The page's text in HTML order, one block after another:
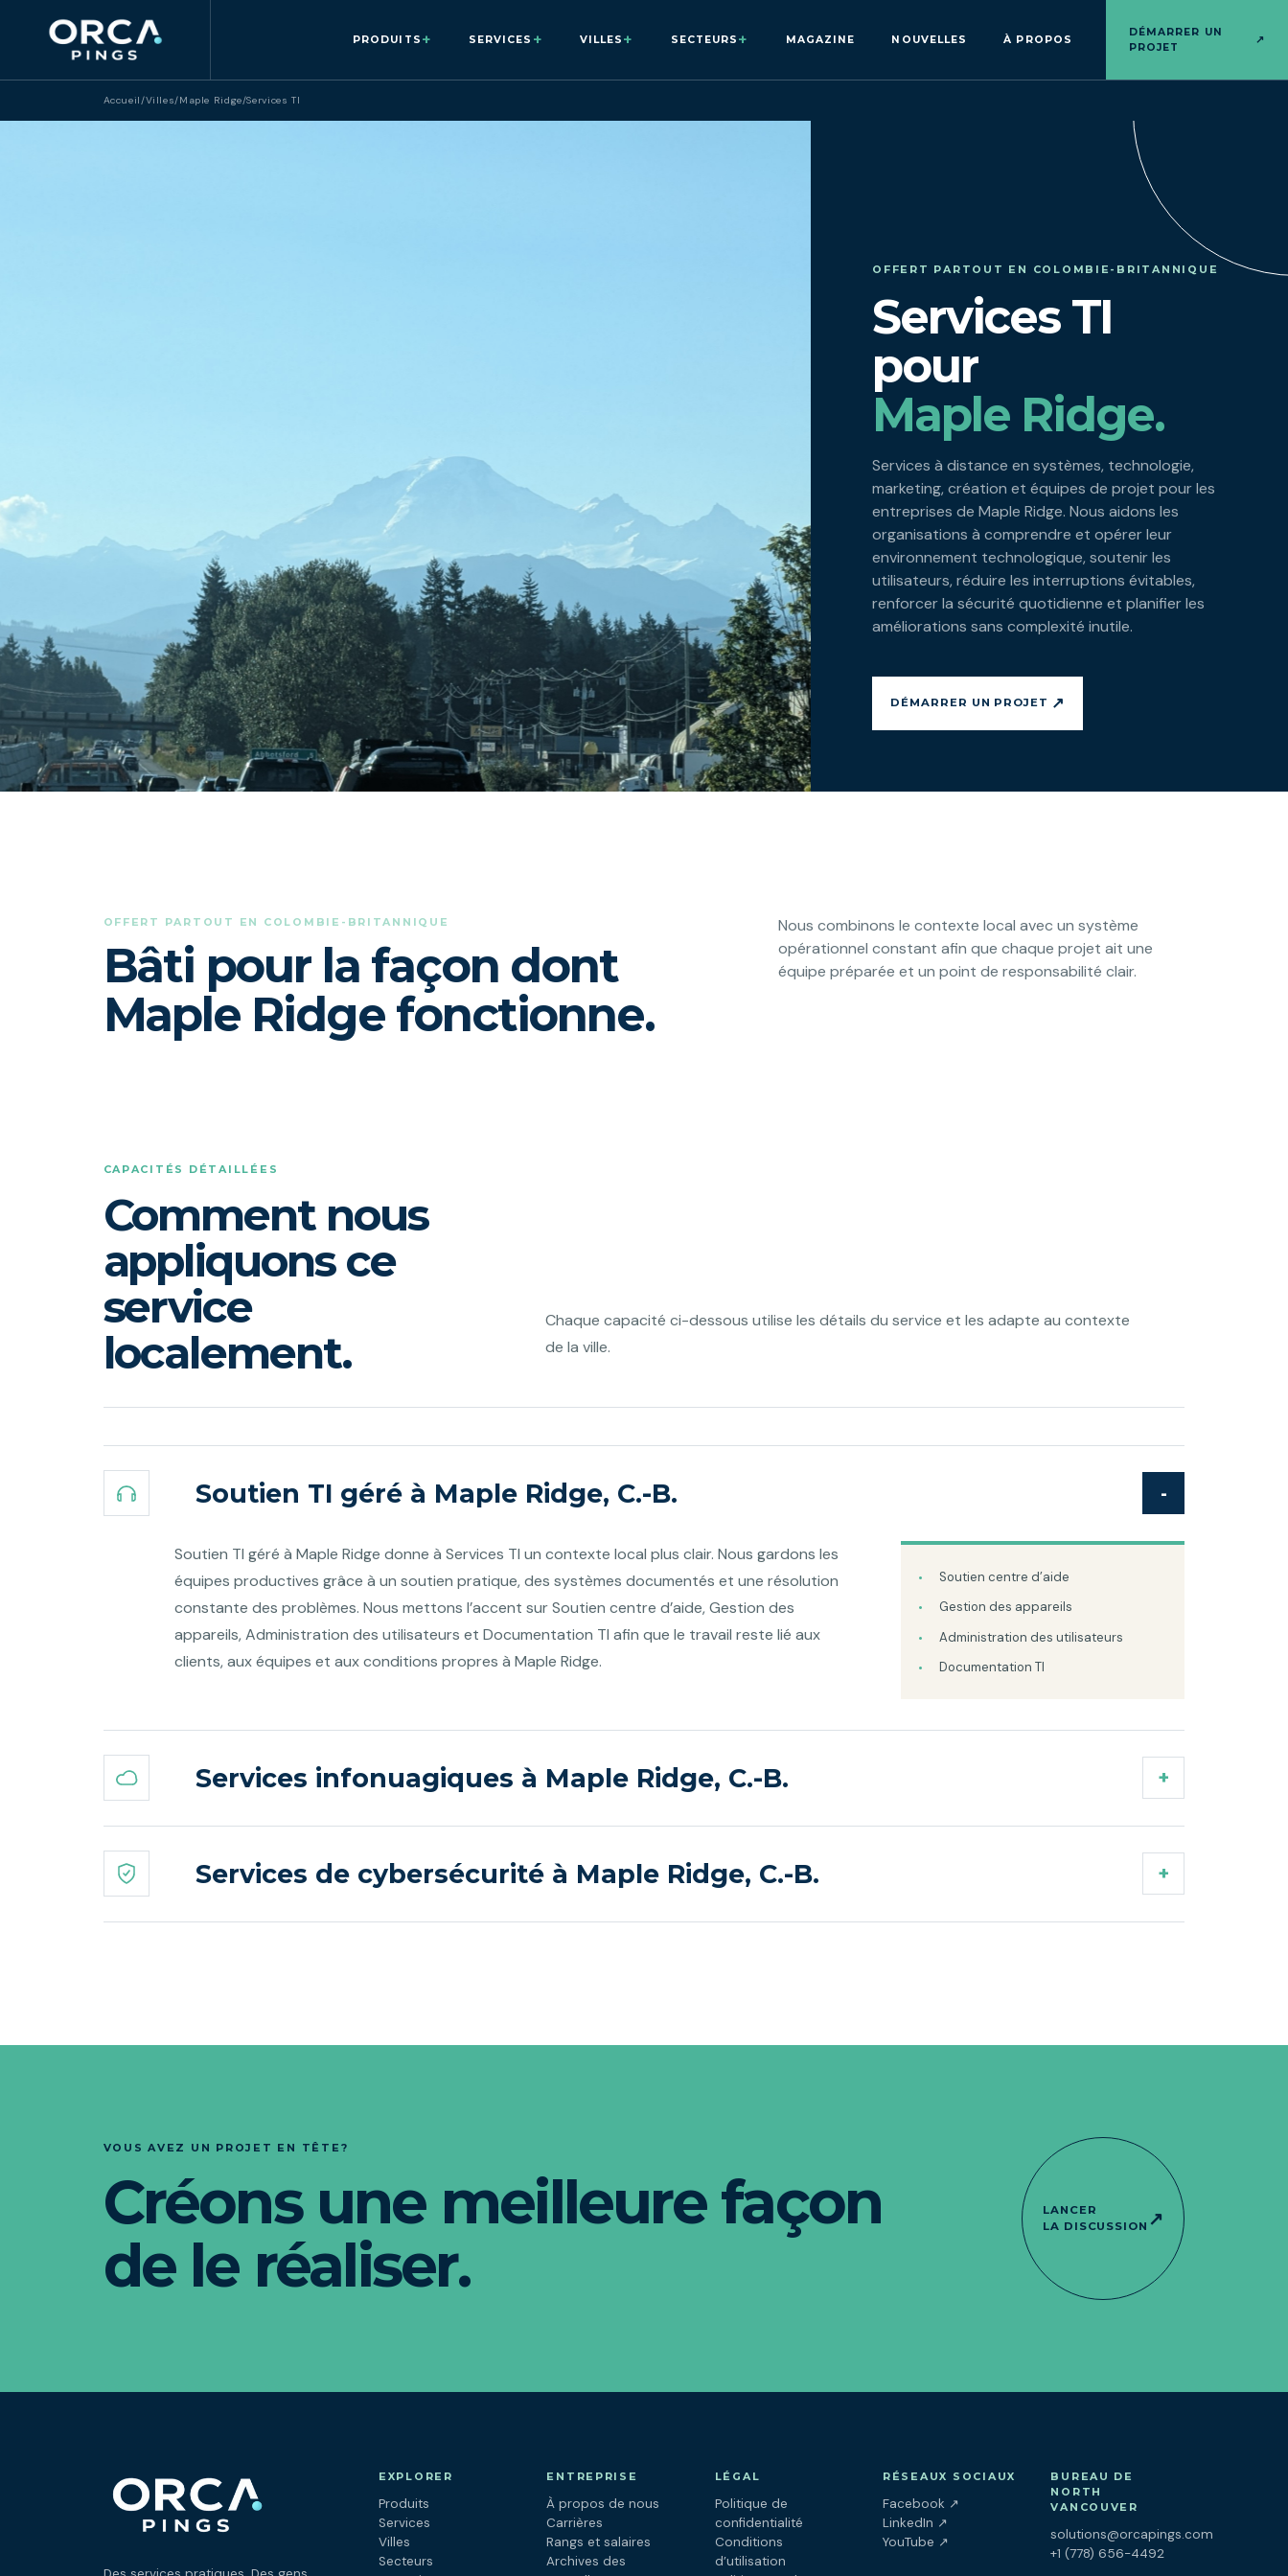
PRODUITS + SERVICES + VILLES + SECTEURS + MAGAZINE NOUVELLES À PROPOS
DÉMARRER UN
PROJET
↗
Accueil/Villes/Maple Ridge/Services TI
OFFERT PARTOUT EN COLOMBIE-BRITANNIQUE
Services TI
pour
Maple Ridge.
Services à distance en systèmes, technologie,
marketing, création et équipes de projet pour les
entreprises de Maple Ridge. Nous aidons les
organisations à comprendre et opérer leur
environnement technologique, soutenir les
utilisateurs, réduire les interruptions évitables,
renforcer la sécurité quotidienne et planifier les
améliorations sans complexité inutile.
DÉMARRER UN PROJET ↗
OFFERT PARTOUT EN COLOMBIE-BRITANNIQUE
Bâti pour la façon dont
Maple Ridge fonctionne.
Nous combinons le contexte local avec un système
opérationnel constant afin que chaque projet ait une
équipe préparée et un point de responsabilité clair.
CAPACITÉS DÉTAILLÉES
Comment nous
appliquons ce
service
localement.
Chaque capacité ci-dessous utilise les détails du service et les adapte au contexte
de la ville.
Soutien TI géré à Maple Ridge, C.-B.
Soutien TI géré à Maple Ridge donne à Services TI un contexte local plus clair. Nous gardons les
équipes productives grâce à un soutien pratique, des systèmes documentés et une résolution
constante des problèmes. Nous mettons l’accent sur Soutien centre d’aide, Gestion des
appareils, Administration des utilisateurs et Documentation TI afin que le travail reste lié aux
clients, aux équipes et aux conditions propres à Maple Ridge.
Soutien centre d’aide
Gestion des appareils
Administration des utilisateurs
Documentation TI
Services infonuagiques à Maple Ridge, C.-B.
Services de cybersécurité à Maple Ridge, C.-B.
VOUS AVEZ UN PROJET EN TÊTE?
Créons une meilleure façon
de le réaliser.
LANCER
LA DISCUSSION ↗
EXPLORER
Produits
Services
Villes
Secteurs
ENTREPRISE
À propos de nous
Carrières
Rangs et salaires
Archives des
LÉGAL
Politique de
confidentialité
Conditions
d’utilisation
RÉSEAUX SOCIAUX
Facebook ↗(ouvre dans un nouvel onglet)
LinkedIn ↗(ouvre dans un nouvel onglet)
YouTube ↗(ouvre dans un nouvel onglet)
BUREAU DE
NORTH
VANCOUVER
solutions@orcapings.com
+1 (778) 656-4492